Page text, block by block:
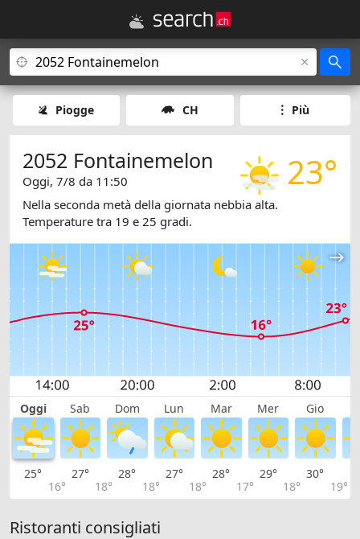
Piogge CH Più
23°
2052 Fontainemelon
Oggi, 7/8 da 11:50
Nella seconda metà della giornata nebbia alta.
Temperature tra 19 e 25 gradi.
Oggi Sab Dom Lun Mar Mer Gio
25°
16°
27°
18°
28°
18°
27°
18°
28°
17°
29°
18°
30°
19°
Ristoranti consigliati